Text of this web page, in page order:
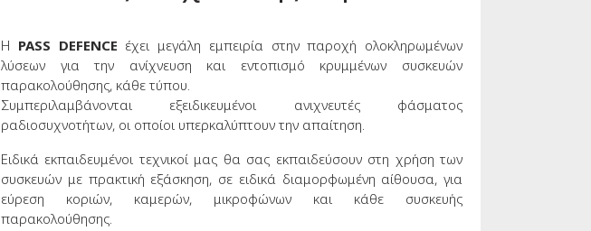
Η PASS DEFENCE έχει μεγάλη εμπειρία στην παροχή ολοκληρωμένων
λύσεων για την ανίχνευση και εντοπισμό κρυμμένων συσκευών
παρακολούθησης, κάθε τύπου.
Συμπεριλαμβάνονται εξειδικευμένοι ανιχνευτές φάσματος
ραδιοσυχνοτήτων, οι οποίοι υπερκαλύπτουν την απαίτηση.
Ειδικά εκπαιδευμένοι τεχνικοί μας θα σας εκπαιδεύσουν στη χρήση των
συσκευών με πρακτική εξάσκηση, σε ειδικά διαμορφωμένη αίθουσα, για
εύρεση κοριών, καμερών, μικροφώνων και κάθε συσκευής
παρακολούθησης.